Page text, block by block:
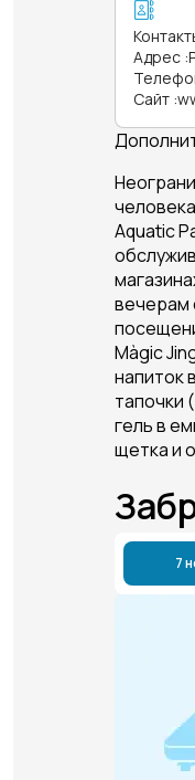
Адрес :
Сайт :
Aquatic
вечерам
Màgic
напиток
тапочки
гель в
щетка и
7